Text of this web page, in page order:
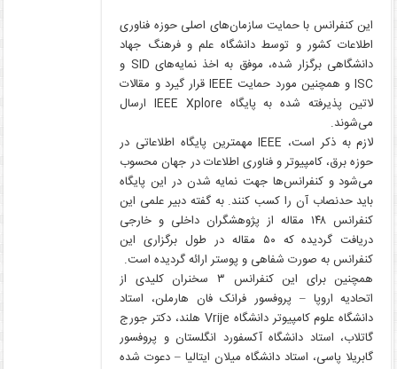
این کنفرانس با حمایت سازمان‌های اصلی حوزه فناوری
اطلاعات کشور و توسط دانشگاه علم و فرهنگ جهاد
دانشگاهی برگزار شده، موفق به اخذ نمایه‌های SID و
ISC و همچنین مورد حمایت IEEE قرار گیرد و مقالات
لاتین پذیرفته شده به پایگاه IEEE Xplore ارسال
می‌شوند.
لازم به ذکر است، IEEE مهمترین پایگاه اطلاعاتی در
حوزه برق، کامپیوتر و فناوری اطلاعات در جهان محسوب
می‌شود و کنفرانس‌ها جهت نمایه شدن در این پایگاه
باید حدنصاب آن را کسب کنند. به گفته دبیر علمی این
کنفرانس ۱۴۸ مقاله از پژوهشگران داخلی و خارجی
دریافت گردیده که ۵۰ مقاله در طول برگزاری این
کنفرانس به صورت شفاهی و پوستر ارائه گردیده است.
همچنین برای این کنفرانس ۳ سخنران کلیدی از
اتحادیه اروپا – پروفسور فرانک فان هارملن، استاد
دانشگاه علوم کامپیوتر دانشگاه Vrije هلند، دکتر جورج
گاتلاب، استاد دانشگاه آکسفورد انگلستان و پروفسور
گابریلا پاسی، استاد دانشگاه میلان ایتالیا – دعوت شده